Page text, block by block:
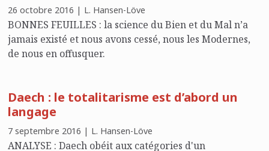
26 octobre 2016 | L. Hansen-Löve
BONNES FEUILLES : la science du Bien et du Mal n’a
jamais existé et nous avons cessé, nous les Modernes,
de nous en offusquer.
Daech : le totalitarisme est d’abord un
langage
7 septembre 2016 | L. Hansen-Löve
ANALYSE : Daech obéit aux catégories d'un